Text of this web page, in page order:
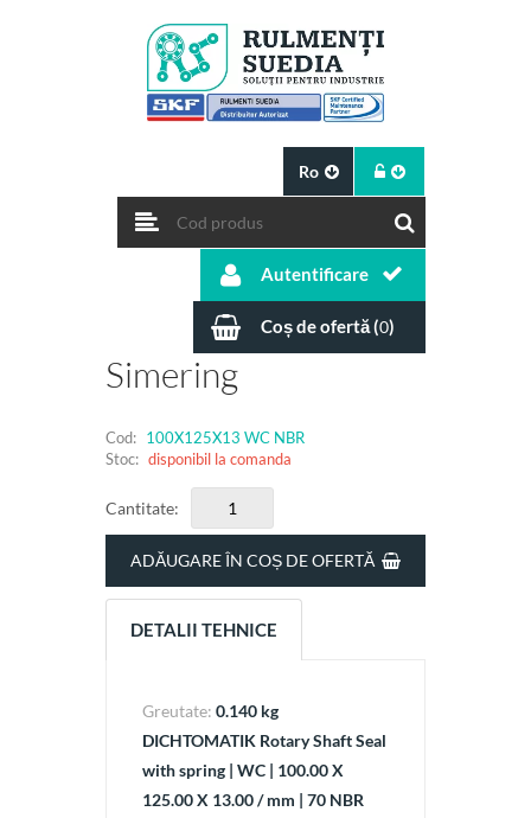
Ro
Autentificare
Coș de ofertă (0)
Simering
Cod: 100X125X13 WC NBR
Stoc: disponibil la comanda
Cantitate:
DETALII TEHNICE
Greutate: 0.140 kg
DICHTOMATIK Rotary Shaft Seal
with spring | WC | 100.00 X
125.00 X 13.00 / mm | 70 NBR